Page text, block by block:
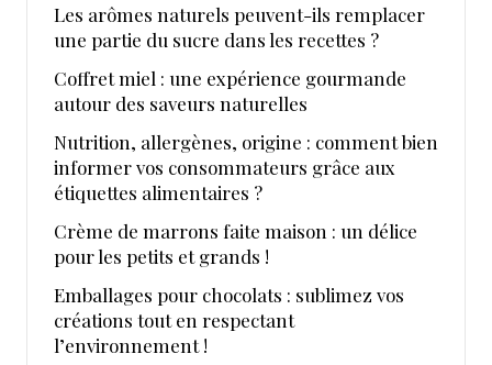
Les arômes naturels peuvent-ils remplacer
une partie du sucre dans les recettes ?
Coffret miel : une expérience gourmande
autour des saveurs naturelles
Nutrition, allergènes, origine : comment bien
informer vos consommateurs grâce aux
étiquettes alimentaires ?
Crème de marrons faite maison : un délice
pour les petits et grands !
Emballages pour chocolats : sublimez vos
créations tout en respectant
l’environnement !